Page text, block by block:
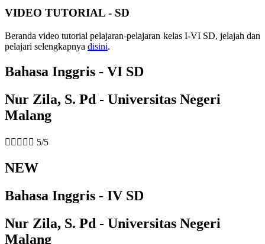
VIDEO TUTORIAL - SD
Beranda video tutorial pelajaran-pelajaran kelas I-VI SD, jelajah dan
pelajari selengkapnya disini.
Bahasa Inggris - VI SD
Nur Zila, S. Pd - Universitas Negeri
Malang
     5/5
NEW
Bahasa Inggris - IV SD
Nur Zila, S. Pd - Universitas Negeri
Malang